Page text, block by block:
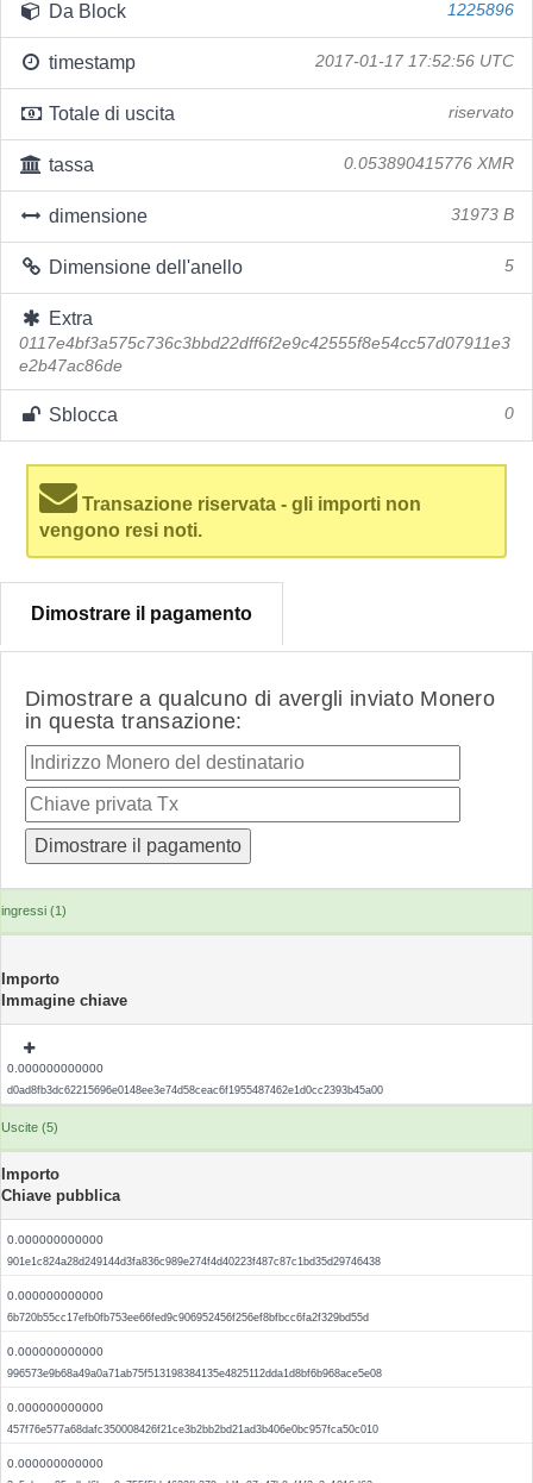
Da Block 1225896
timestamp 2017-01-17 17:52:56 UTC
Totale di uscita riservato
tassa 0.053890415776 XMR
dimensione 31973 B
Dimensione dell'anello 5
Extra
0117e4bf3a575c736c3bbd22dff6f2e9c42555f8e54cc57d07911e3
e2b47ac86de
Sblocca 0
Transazione riservata - gli importi non
vengono resi noti.
Dimostrare il pagamento
Dimostrare a qualcuno di avergli inviato Monero
in questa transazione:
ingressi (1)
Importo
Immagine chiave
0.000000000000
d0ad8fb3dc62215696e0148ee3e74d58ceac6f1955487462e1d0cc2393b45a00
Uscite (5)
Importo
Chiave pubblica
0.000000000000
901e1c824a28d249144d3fa836c989e274f4d40223f487c87c1bd35d29746438
0.000000000000
6b720b55cc17efb0fb753ee66fed9c906952456f256ef8bfbcc6fa2f329bd55d
0.000000000000
996573e9b68a49a0a71ab75f513198384135e4825112dda1d8bf6b968ace5e08
0.000000000000
457f76e577a68dafc350008426f21ce3b2bb2bd21ad3b406e0bc957fca50c010
0.000000000000